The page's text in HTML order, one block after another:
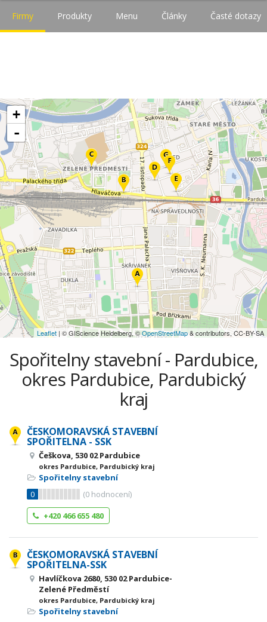
Firmy Produkty Menu Články Časté dotazy
+
-
Leaflet | © GIScience Heidelberg, ©OpenStreetMap& contributors, CC-BY-SA
Spořitelny stavební - Pardubice,
okres Pardubice, Pardubický
kraj
ČESKOMORAVSKÁ STAVEBNÍ
SPOŘITELNA - SSK
Češkova, 530 02 Pardubice
okres Pardubice, Pardubický kraj
Spořitelny stavební
0
(0 hodnocení)
+420 466 655 480
ČESKOMORAVSKÁ STAVEBNÍ
SPOŘITELNA-SSK
Havlíčkova 2680, 530 02 Pardubice-
Zelené Předměstí
okres Pardubice, Pardubický kraj
Spořitelny stavební